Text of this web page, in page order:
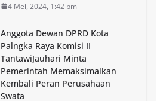
4 Mei, 2024, 1:42 pm
Anggota Dewan DPRD Kota
Palngka Raya Komisi II
TantawiJauhari Minta
Pemerintah Memaksimalkan
Kembali Peran Perusahaan
Swata